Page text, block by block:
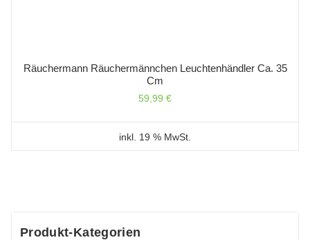
Räuchermann Räuchermännchen Leuchtenhändler Ca. 35
Cm
59,99 €
inkl. 19 % MwSt.
Produkt-Kategorien